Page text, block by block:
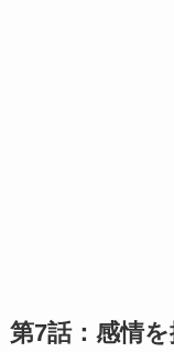
第7話：感情